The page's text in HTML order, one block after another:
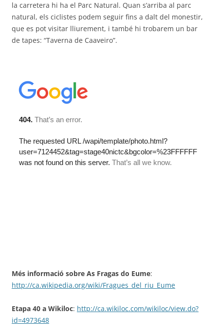
la carretera hi ha el Parc Natural. Quan s’arriba al parc
natural, els ciclistes podem seguir fins a dalt del monestir,
que es pot visitar lliurement, i també hi trobarem un bar
de tapes: “Taverna de Caaveiro”.
Més informació sobre As Fragas do Eume:
http://ca.wikipedia.org/wiki/Fragues_del_riu_Eume
Etapa 40 a Wikiloc: http://ca.wikiloc.com/wikiloc/view.do?
id=4973648